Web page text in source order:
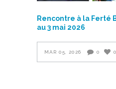
Rencontre à la Ferté
au 3 mai 2026
MAR 05, 2026 0 0